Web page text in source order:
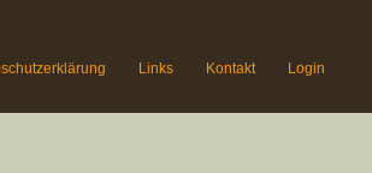
Links Kontakt Login